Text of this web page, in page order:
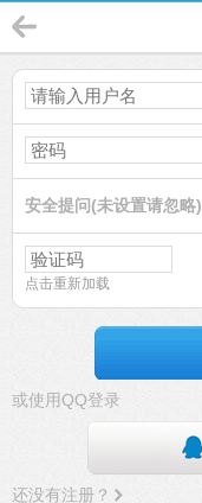
安全提问(未设置请忽略)
点击重新加载
或使用QQ登录
还没有注册？